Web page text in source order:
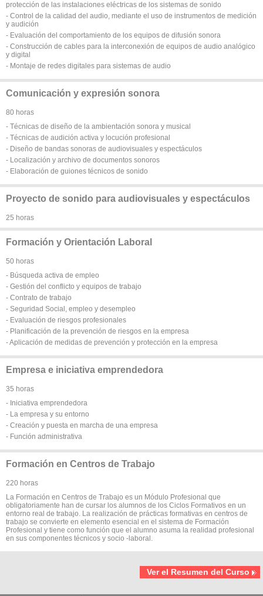
protección de las instalaciones eléctricas de los sistemas de sonido
- Control de la calidad del audio, mediante el uso de instrumentos de medición
y audición
- Evaluación del comportamiento de los equipos de difusión sonora
- Construcción de cables para la interconexión de equipos de audio analógico
y digital
- Montaje de redes digitales para sistemas de audio
Comunicación y expresión sonora
80 horas
- Técnicas de diseño de la ambientación sonora y musical
- Técnicas de audición activa y locución profesional
- Diseño de bandas sonoras de audiovisuales y espectáculos
- Localización y archivo de documentos sonoros
- Elaboración de guiones técnicos de sonido
Proyecto de sonido para audiovisuales y espectáculos
25 horas
Formación y Orientación Laboral
50 horas
- Búsqueda activa de empleo
- Gestión del conflicto y equipos de trabajo
- Contrato de trabajo
- Seguridad Social, empleo y desempleo
- Evaluación de riesgos profesionales
- Planificación de la prevención de riesgos en la empresa
- Aplicación de medidas de prevención y protección en la empresa
Empresa e iniciativa emprendedora
35 horas
- Iniciativa emprendedora
- La empresa y su entorno
- Creación y puesta en marcha de una empresa
- Función administrativa
Formación en Centros de Trabajo
220 horas
La Formación en Centros de Trabajo es un Módulo Profesional que
obligatoriamente han de cursar los alumnos de los Ciclos Formativos en un
entorno real de trabajo. La realización de prácticas formativas en centros de
trabajo se convierte en elemento esencial en el sistema de Formación
Profesional y tiene como función que el alumno asuma la realidad profesional
en sus componentes técnicos y socio -laboral.
Ver el Resumen del Curso